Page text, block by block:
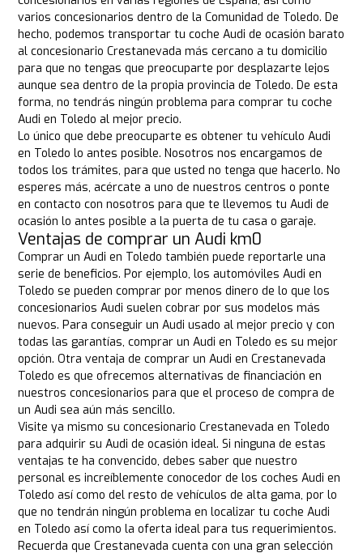
varios concesionarios dentro de la Comunidad de Toledo. De
hecho, podemos transportar tu coche Audi de ocasión barato
al concesionario Crestanevada más cercano a tu domicilio
para que no tengas que preocuparte por desplazarte lejos
aunque sea dentro de la propia provincia de Toledo. De esta
forma, no tendrás ningún problema para comprar tu coche
Audi en Toledo al mejor precio.
Lo único que debe preocuparte es obtener tu vehículo Audi
en Toledo lo antes posible. Nosotros nos encargamos de
todos los trámites, para que usted no tenga que hacerlo. No
esperes más, acércate a uno de nuestros centros o ponte
en contacto con nosotros para que te llevemos tu Audi de
ocasión lo antes posible a la puerta de tu casa o garaje.
Ventajas de comprar un Audi km0
Comprar un Audi en Toledo también puede reportarle una
serie de beneficios. Por ejemplo, los automóviles Audi en
Toledo se pueden comprar por menos dinero de lo que los
concesionarios Audi suelen cobrar por sus modelos más
nuevos. Para conseguir un Audi usado al mejor precio y con
todas las garantías, comprar un Audi en Toledo es su mejor
opción. Otra ventaja de comprar un Audi en Crestanevada
Toledo es que ofrecemos alternativas de financiación en
nuestros concesionarios para que el proceso de compra de
un Audi sea aún más sencillo.
Visite ya mismo su concesionario Crestanevada en Toledo
para adquirir su Audi de ocasión ideal. Si ninguna de estas
ventajas te ha convencido, debes saber que nuestro
personal es increíblemente conocedor de los coches Audi en
Toledo así como del resto de vehículos de alta gama, por lo
que no tendrán ningún problema en localizar tu coche Audi
en Toledo así como la oferta ideal para tus requerimientos.
Recuerda que Crestanevada cuenta con una gran selección